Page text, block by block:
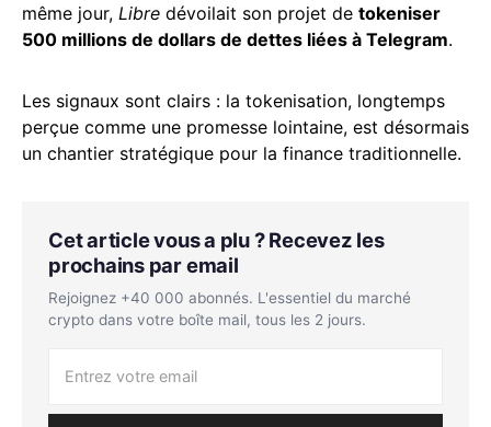
même jour, Libre dévoilait son projet de tokeniser
500 millions de dollars de dettes liées à Telegram.
Les signaux sont clairs : la tokenisation, longtemps
perçue comme une promesse lointaine, est désormais
un chantier stratégique pour la finance traditionnelle.
Cet article vous a plu ? Recevez les
prochains par email
Rejoignez +40 000 abonnés. L'essentiel du marché
crypto dans votre boîte mail, tous les 2 jours.